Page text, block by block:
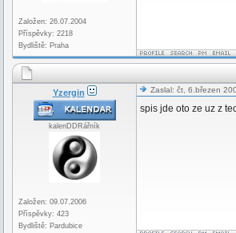
Založen: 26.07.2004
Příspěvky: 2218
Bydliště: Praha
Yzergin
kalenDDRářník
Založen: 09.07.2006
Příspěvky: 423
Bydliště: Pardubice
Zaslal: čt, 6.březen
spis jde oto ze uz z